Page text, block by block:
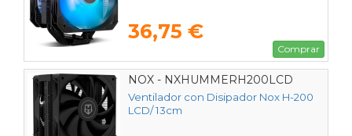
36,75 €
Comprar
NOX - NXHUMMERH200LCD
Ventilador con Disipador Nox H-200
LCD/ 13cm